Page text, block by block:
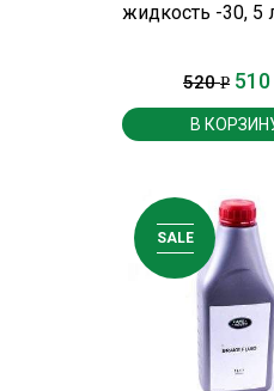
жидкость -30, 5
520Р 510
В
SALE